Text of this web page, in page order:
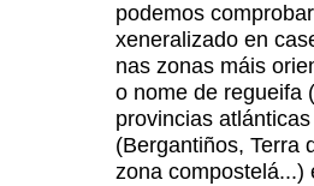
podemos
xeneralizado en
nas zonas máis
o nome de regueifa
provincias
(Bergantiños, Terra
zona compostelá...)